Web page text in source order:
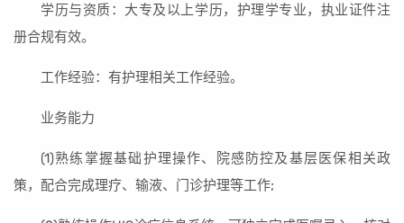
学历与资质：大专及以上学历，护理学专业，执业证件注
册合规有效。
工作经验：有护理相关工作经验。
业务能力
(1)熟练掌握基础护理操作、院感防控及基层医保相关政
策，配合完成理疗、输液、门诊护理等工作;